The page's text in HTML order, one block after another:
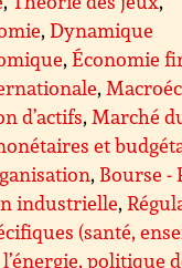
,Dynamique
,Économie
,
d’actifs, Marché
et
, Bourse -
industrielle,
(santé,
politique